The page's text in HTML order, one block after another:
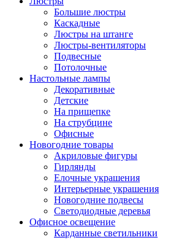
Большие люстры
Каскадные
Люстры на штанге
Люстры-вентиляторы
Подвесные
Потолочные
Настольные лампы
Декоративные
Детские
На прищепке
На струбцине
Офисные
Новогодние товары
Акриловые фигуры
Гирлянды
Елочные украшения
Интерьерные украшения
Новогодние подвесы
Светодиодные деревья
Офисное освещение
Карданные светильники